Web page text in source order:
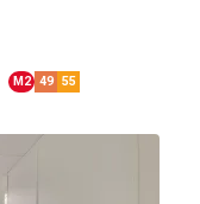
M2 49 55